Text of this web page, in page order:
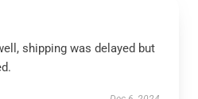
shipping was delayed but